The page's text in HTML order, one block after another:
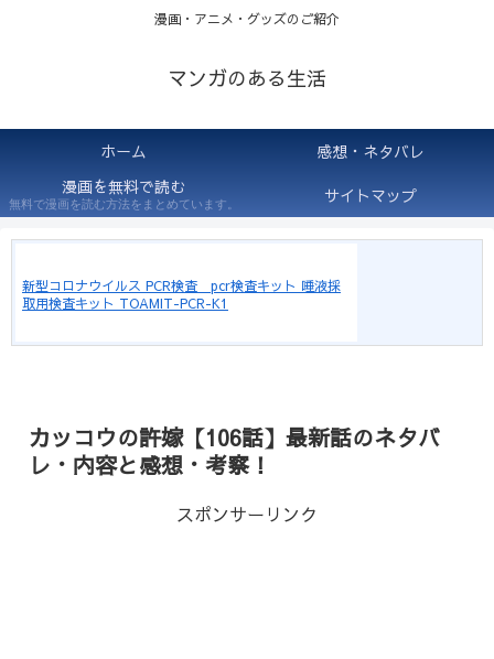
漫画・アニメ・グッズのご紹介
マンガのある生活
ホーム
感想・ネタバレ
漫画を無料で読む
無料で漫画を読む方法をまとめています。 サイトマップ
新型コロナウイルス PCR検査 pcr検査キット 唾液採
取用検査キット TOAMIT-PCR-K1
カッコウの許嫁【106話】最新話のネタバ
レ・内容と感想・考察！
スポンサーリンク